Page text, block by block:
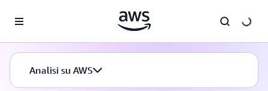
Analisi su AWS